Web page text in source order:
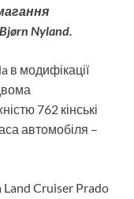
Nyland.
в модифікації
762 кінські
автомобіля –
Land Cruiser Prado